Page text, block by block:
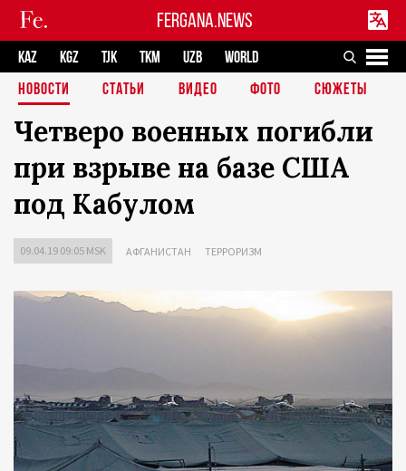
FERGANA.NEWS
KAZ KGZ TJK TKM UZB
WORLD
НОВОСТИ
СТАТЬИ ВИДЕО ФОТО СЮЖЕТЫ
Четверо военных погибли
при взрыве на базе США
под Кабулом
09.04.19 09:05 MSK АФГАНИСТАН ТЕРРОРИЗМ